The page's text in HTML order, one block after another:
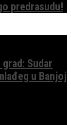
predrasudu!
Sudar
u Banjoj